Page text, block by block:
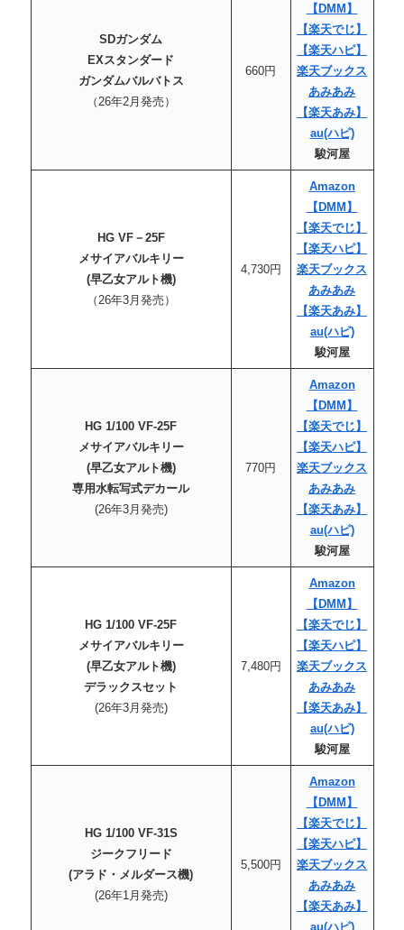
SDガンダム
EXスタンダード
ガンダムバルバトス
（26年2月発売）
660円
【DMM】
【楽天でじ】
【楽天ハピ】
楽天ブックス
あみあみ
【楽天あみ】
au(ハピ)
駿河屋
HG VF－25F
メサイアバルキリー
(早乙女アルト機)
（26年3月発売）
4,730円
Amazon
【DMM】
【楽天でじ】
【楽天ハピ】
楽天ブックス
あみあみ
【楽天あみ】
au(ハピ)
駿河屋
HG 1/100 VF-25F
メサイアバルキリー
(早乙女アルト機)
専用水転写式デカール
(26年3月発売)
770円
Amazon
【DMM】
【楽天でじ】
【楽天ハピ】
楽天ブックス
あみあみ
【楽天あみ】
au(ハピ)
駿河屋
HG 1/100 VF-25F
メサイアバルキリー
(早乙女アルト機)
デラックスセット
(26年3月発売)
7,480円
Amazon
【DMM】
【楽天でじ】
【楽天ハピ】
楽天ブックス
あみあみ
【楽天あみ】
au(ハピ)
駿河屋
HG 1/100 VF-31S
ジークフリード
(アラド・メルダース機)
(26年1月発売)
5,500円
Amazon
【DMM】
【楽天でじ】
【楽天ハピ】
楽天ブックス
あみあみ
【楽天あみ】
au(ハピ)